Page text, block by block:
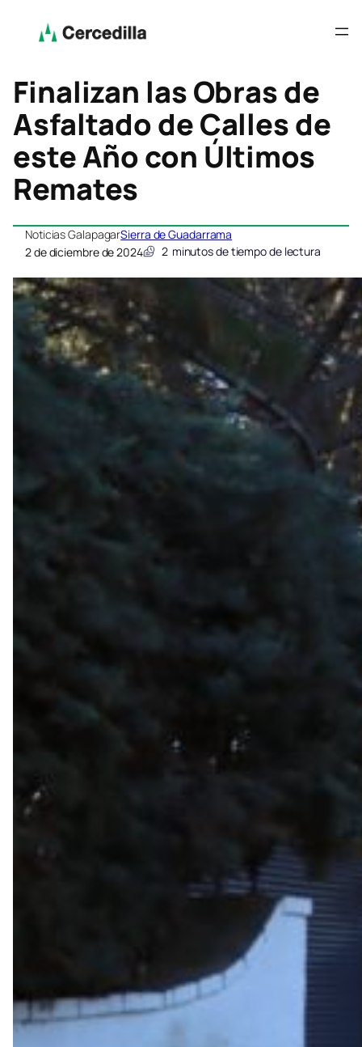
Finalizan las Obras de
Asfaltado de Calles de
este Año con Últimos
Remates
Noticias GalapagarSierra de Guadarrama
2 de diciembre de 2024
2 minutos de tiempo de lectura